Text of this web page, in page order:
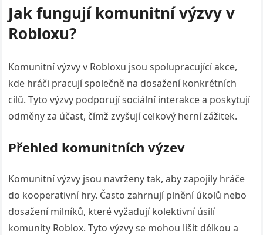
Jak fungují komunitní výzvy v
Robloxu?
Komunitní výzvy v Robloxu jsou spolupracující akce,
kde hráči pracují společně na dosažení konkrétních
cílů. Tyto výzvy podporují sociální interakce a poskytují
odměny za účast, čímž zvyšují celkový herní zážitek.
Přehled komunitních výzev
Komunitní výzvy jsou navrženy tak, aby zapojily hráče
do kooperativní hry. Často zahrnují plnění úkolů nebo
dosažení milníků, které vyžadují kolektivní úsilí
komunity Roblox. Tyto výzvy se mohou lišit délkou a